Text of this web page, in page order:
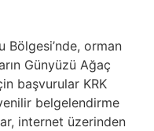
Bölgesi’nde, orman
Günyüzü Ağaç
başvurular KRK
belgelendirme
internet üzerinden